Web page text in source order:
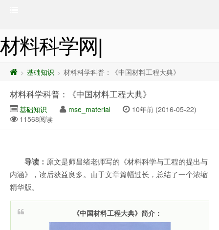
材料科学网|
> 基础知识 > 材料科学科普：《中国材料工程大典》
材料科学科普：《中国材料工程大典》
基础知识 mse_material
10年前 (2016-05-22)
11568阅读
导读： 原文是师昌绪老师写的《材料科学与工程的提出与
内涵》，读后获益良多。由于文章篇幅过长，总结了一个浓缩
精华版。
《中国材料工程大典》简介：